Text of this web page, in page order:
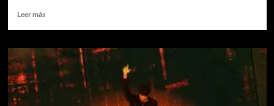
Leer másLeer
Stray
Kids:
dominATE